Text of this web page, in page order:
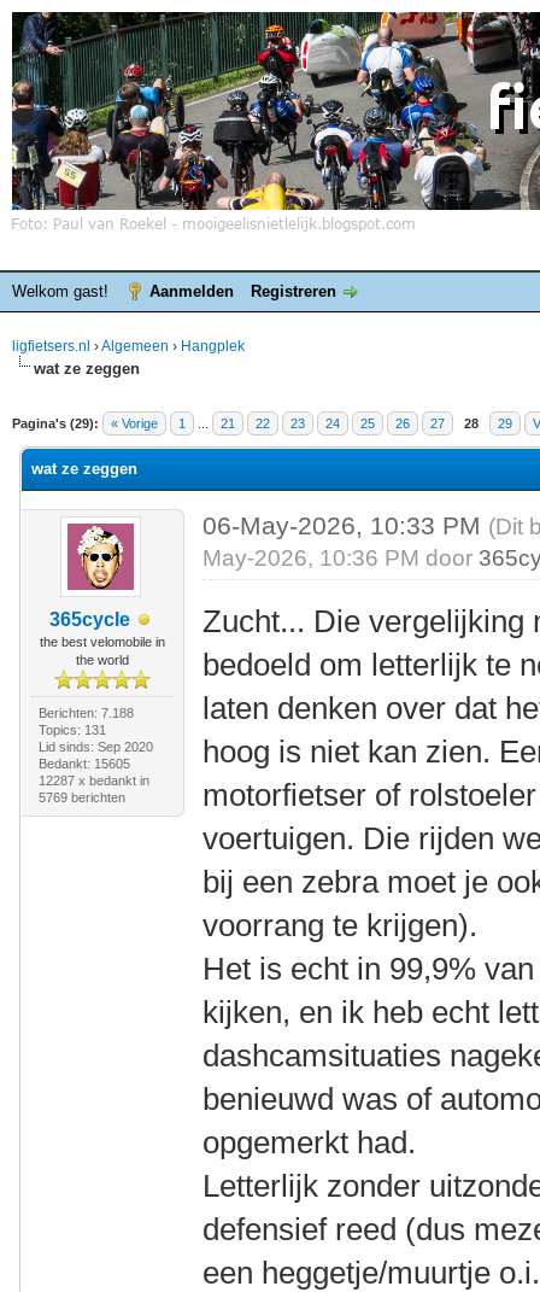
Welkom gast! Aanmelden Registreren
ligfietsers.nl ›Algemeen › Hangplek
wat ze zeggen
Pagina's (29): « Vorige 1 21 22 23 24 25 26 27 28 29
waardering is 0
wat ze zeggen
365cycle
the best velomobile in
the world
Berichten: 7.188
Topics: 131
Lid sinds: Sep 2020
Bedankt: 15605
12287 x bedankt in
5769 berichten
06-May-2026, 10:33 PM (Dit
May-2026, 10:36 PM door
Zucht... Die vergelijking
bedoeld om letterlijk te
laten denken over dat
hoog is niet kan zien.
motorfietser of
voertuigen. Die rijden
bij een zebra moet je
voorrang te krijgen).
Het is echt in 99,9%
kijken, en ik heb echt
dashcamsituaties
benieuwd was of
opgemerkt had.
Letterlijk zonder
defensief reed (dus
een heggetje/muurtje